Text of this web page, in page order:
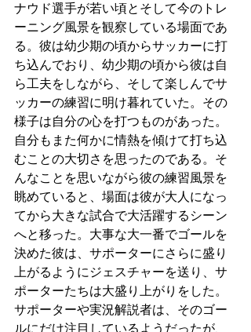
ナウド選手が若い頃とそして今のトレ
ーニング風景を観察している場面であ
る。彼は幼少期の頃からサッカーに打
ち込んでおり、幼少期の頃から彼は自
ら工夫をしながら、そして楽しんでサ
ッカーの練習に明け暮れていた。その
様子は自分の心を打つものがあった。
自分もまた何かに情熱を傾けて打ち込
むことの大切さを思ったのである。そ
んなことを思いながら彼の練習風景を
眺めていると、場面は彼が大人になっ
てから大きな試合で大活躍するシーン
へと移った。大事な大一番でゴールを
決めた彼は、サポーターにさらに盛り
上がるようにジェスチャーを送り、サ
ポーターたちは大盛り上がりをした。
サポーターや実況解説者は、そのゴー
ルにだけ注目しているようだったが、